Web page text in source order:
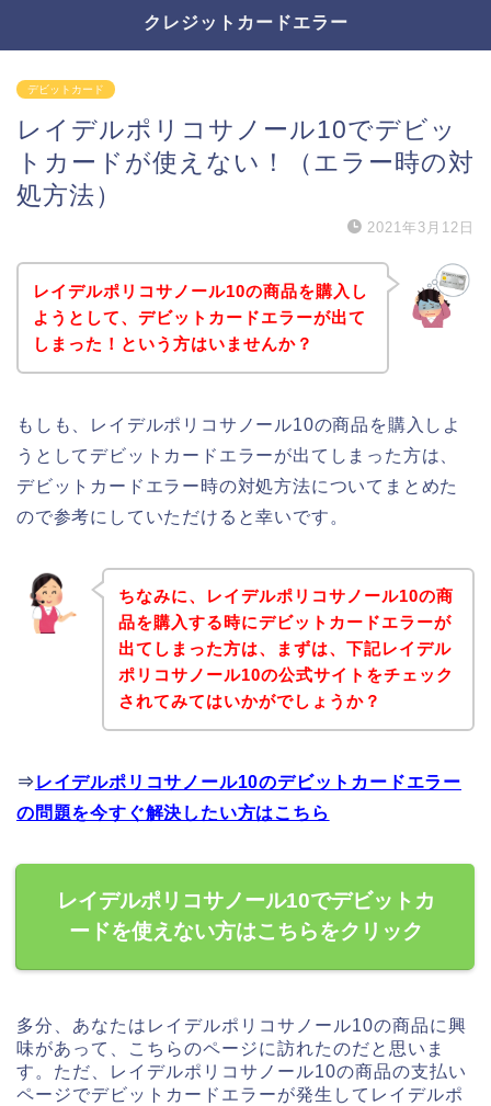
クレジットカードエラー
デビットカード
レイデルポリコサノール10でデビッ
トカードが使えない！（エラー時の対
処方法）
2021年3月12日
レイデルポリコサノール10の商品を購入し
ようとして、デビットカードエラーが出て
しまった！という方はいませんか？
もしも、レイデルポリコサノール10の商品を購入しよ
うとしてデビットカードエラーが出てしまった方は、
デビットカードエラー時の対処方法についてまとめた
ので参考にしていただけると幸いです。
ちなみに、レイデルポリコサノール10の商
品を購入する時にデビットカードエラーが
出てしまった方は、まずは、下記レイデル
ポリコサノール10の公式サイトをチェック
されてみてはいかがでしょうか？
⇒ レイデルポリコサノール10のデビットカードエラー
の問題を今すぐ解決したい方はこちら
レイデルポリコサノール10でデビットカ
ードを使えない方はこちらをクリック
多分、あなたはレイデルポリコサノール10の商品に興
味があって、こちらのページに訪れたのだと思いま
す。ただ、レイデルポリコサノール10の商品の支払い
ページでデビットカードエラーが発生してレイデルポ